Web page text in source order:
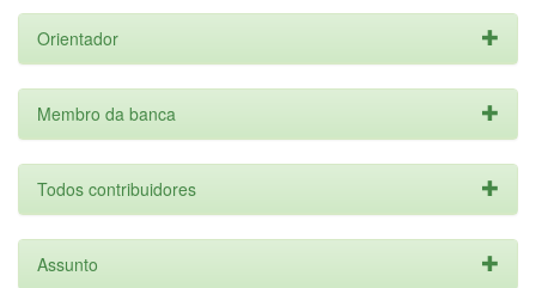
Orientador
Membro da banca
Todos contribuidores
Assunto